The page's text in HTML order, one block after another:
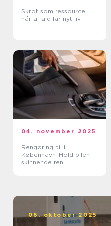
Skrot som ressource:
når affald får nyt liv
04. november 2025
Rengøring bil i
København: Hold bilen
skinnende ren
06. oktober 2025